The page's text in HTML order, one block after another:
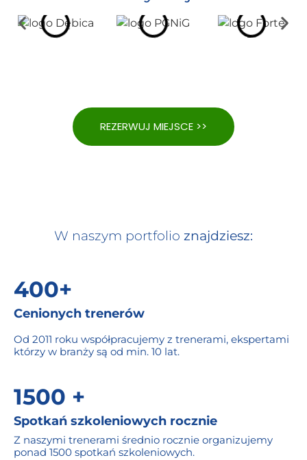
REZERWUJ MIEJSCE >>
W naszym portfolio znajdziesz:
400+
Cenionych trenerów
Od 2011 roku współpracujemy z trenerami, ekspertami
którzy w branży są od min. 10 lat.
1500 +
Spotkań szkoleniowych rocznie
Z naszymi trenerami średnio rocznie organizujemy
ponad 1500 spotkań szkoleniowych.